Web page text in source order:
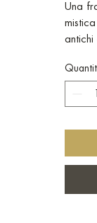
Una
antichi
calda